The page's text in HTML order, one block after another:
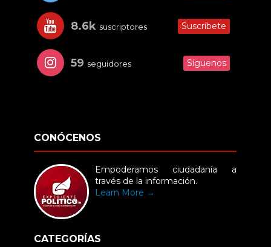
8.6k suscriptores Suscríbete
59 seguidores Síguenos
CONÓCENOS
Empoderamos ciudadanía a
través de la información.
Learn More →
CATEGORÍAS